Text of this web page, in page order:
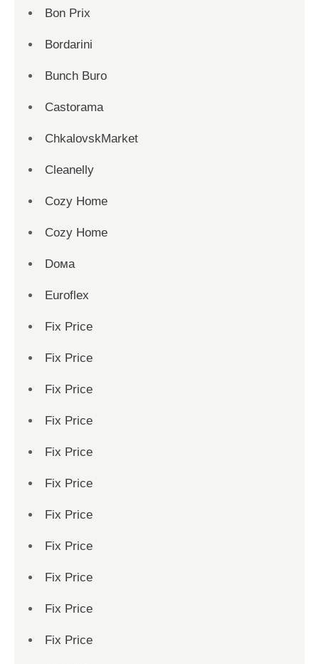
Bon Prix
Bordarini
Bunch Buro
Castorama
ChkalovskMarket
Cleanelly
Cozy Home
Cozy Home
Dома
Euroflex
Fix Price
Fix Price
Fix Price
Fix Price
Fix Price
Fix Price
Fix Price
Fix Price
Fix Price
Fix Price
Fix Price